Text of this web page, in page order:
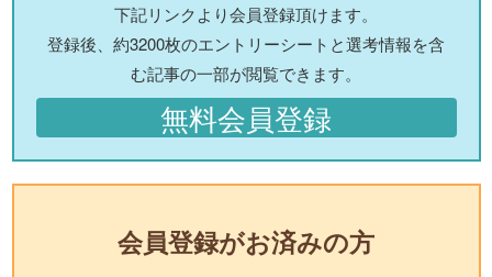
下記リンクより会員登録頂けます。
登録後、約3200枚のエントリーシートと選考情報を含
む記事の一部が閲覧できます。
無料会員登録
会員登録がお済みの方